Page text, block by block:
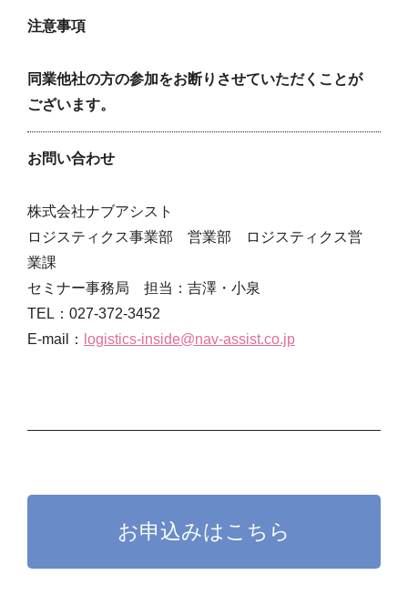
注意事項
同業他社の方の参加をお断りさせていただくことが
ございます。
お問い合わせ
株式会社ナブアシスト
ロジスティクス事業部 営業部 ロジスティクス営
業課
セミナー事務局 担当：吉澤・小泉
TEL：027-372-3452
E-mail：
logistics-inside@nav-assist.co.jp
お申込みはこちら